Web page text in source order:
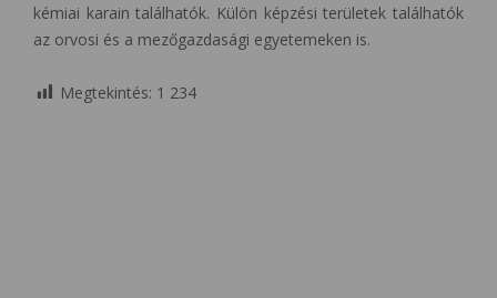
kémiai karain találhatók. Külön képzési területek találhatók
az orvosi és a mezőgazdasági egyetemeken is.
Megtekintés: 1 234